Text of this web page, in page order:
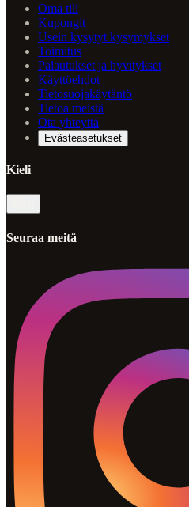
Oma tili
Kupongit
Usein kysytyt kysymykset
Toimitus
Palautukset ja hyvitykset
Käyttöehdot
Tietosuojakäytäntö
Tietoa meistä
Ota yhteyttä
Evästeasetukset
Kieli
Seuraa meitä